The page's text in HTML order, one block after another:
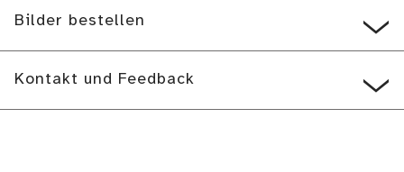
Bilder bestellen
Kontakt und Feedback